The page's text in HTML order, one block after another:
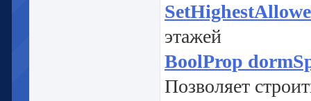
этажей
BoolProp
Позволяет